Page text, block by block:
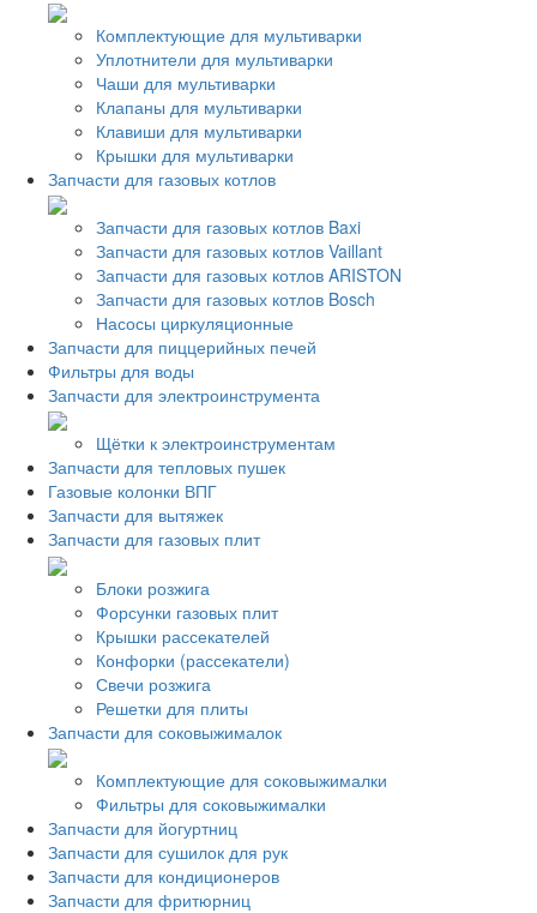
Комплектующие для мультиварки
Уплотнители для мультиварки
Чаши для мультиварки
Клапаны для мультиварки
Клавиши для мультиварки
Крышки для мультиварки
Запчасти для газовых котлов
Запчасти для газовых котлов Baxi
Запчасти для газовых котлов Vaillant
Запчасти для газовых котлов ARISTON
Запчасти для газовых котлов Bosch
Насосы циркуляционные
Запчасти для пиццерийных печей
Фильтры для воды
Запчасти для электроинструмента
Щётки к электроинструментам
Запчасти для тепловых пушек
Газовые колонки ВПГ
Запчасти для вытяжек
Запчасти для газовых плит
Блоки розжига
Форсунки газовых плит
Крышки рассекателей
Конфорки (рассекатели)
Свечи розжига
Решетки для плиты
Запчасти для соковыжималок
Комплектующие для соковыжималки
Фильтры для соковыжималки
Запчасти для йогуртниц
Запчасти для сушилок для рук
Запчасти для кондиционеров
Запчасти для фритюрниц